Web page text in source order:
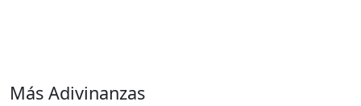
Más Adivinanzas